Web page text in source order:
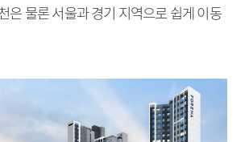
은 물론 서울과 경기 지역으로 쉽게 이동